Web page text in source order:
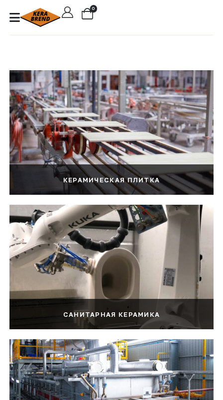
0
КЕРАМИЧЕСКАЯ ПЛИТКА
САНИТАРНАЯ КЕРАМИКА